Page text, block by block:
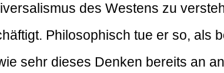
des Westens zu
Philosophisch tue er so, als
sehr dieses Denken bereits an